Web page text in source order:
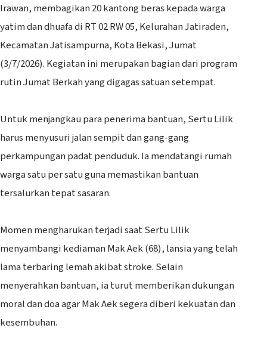
Irawan, membagikan 20 kantong beras kepada warga
yatim dan dhuafa di RT 02 RW 05, Kelurahan Jatiraden,
Kecamatan Jatisampurna, Kota Bekasi, Jumat
(3/7/2026). Kegiatan ini merupakan bagian dari program
rutin Jumat Berkah yang digagas satuan setempat.
‎Untuk menjangkau para penerima bantuan, Sertu Lilik
harus menyusuri jalan sempit dan gang-gang
perkampungan padat penduduk. Ia mendatangi rumah
warga satu per satu guna memastikan bantuan
tersalurkan tepat sasaran.
‎Momen mengharukan terjadi saat Sertu Lilik
menyambangi kediaman Mak Aek (68), lansia yang telah
lama terbaring lemah akibat stroke. Selain
menyerahkan bantuan, ia turut memberikan dukungan
moral dan doa agar Mak Aek segera diberi kekuatan dan
kesembuhan.